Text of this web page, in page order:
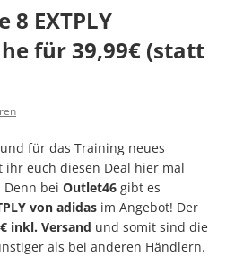
EXTPLY
für 39,99€ (statt
für das Training neues
euch diesen Deal hier mal
Denn bei Outlet46 gibt es
von adidas im Angebot! Der
inkl. Versand und somit sind die
als bei anderen Händlern.